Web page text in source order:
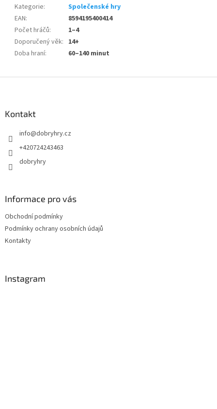
Kategorie:
Společenské hry
EAN:
8594195400414
Počet hráčů:
1–4
Doporučený věk: 14+
Doba hraní: 60–140 minut
Kontakt
info@dobryhry.cz
+420724243463
dobryhry
Informace pro vás
Obchodní podmínky
Podmínky ochrany osobních údajů
Kontakty
Instagram